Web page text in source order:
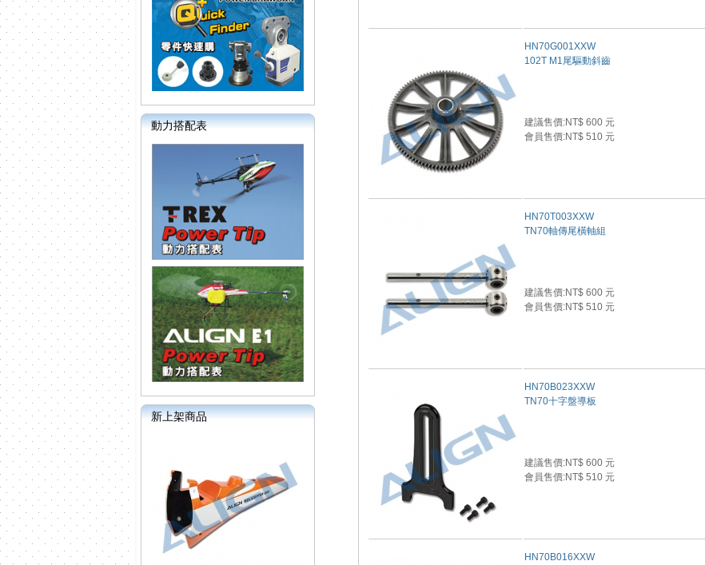
動力搭配表
新上架商品
HN70G001XXW
102T M1尾驅動斜齒
建議售價:NT$ 600 元
會員售價:NT$ 510 元
HN70T003XXW
TN70軸傳尾橫軸組
建議售價:NT$ 600 元
會員售價:NT$ 510 元
HN70B023XXW
TN70十字盤導板
建議售價:NT$ 600 元
會員售價:NT$ 510 元
HN70B016XXW